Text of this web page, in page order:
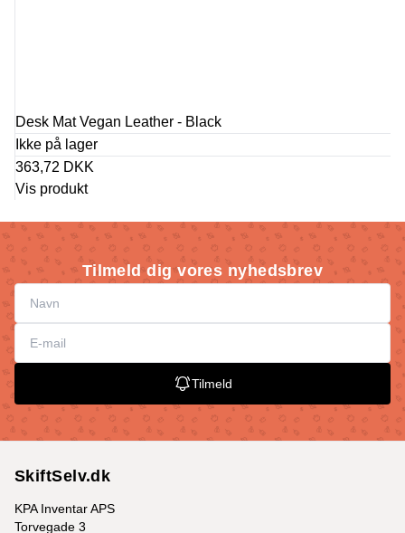
Desk Mat Vegan Leather - Black
Ikke på lager
363,72 DKK
Vis produkt
Tilmeld dig vores nyhedsbrev
Tilmeld
SkiftSelv.dk
KPA Inventar APS
Torvegade 3